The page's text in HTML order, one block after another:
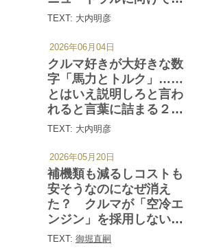
用化間近の新たな技術と
TEXT: 大内明彦
クルマ好きが大好きな数
字「馬力とトルク」……
とはいえ説明しろと言わ
れると言葉に詰まる２つ
の数字の意味とは
TEXT: 大内明彦
2026年06月04日
補機類も減るしコストも
安そうなのになぜ消え
た？ クルマが「空冷エ
ンジン」を採用しないワ
ケ
TEXT: 御堀直嗣
2026年05月20日